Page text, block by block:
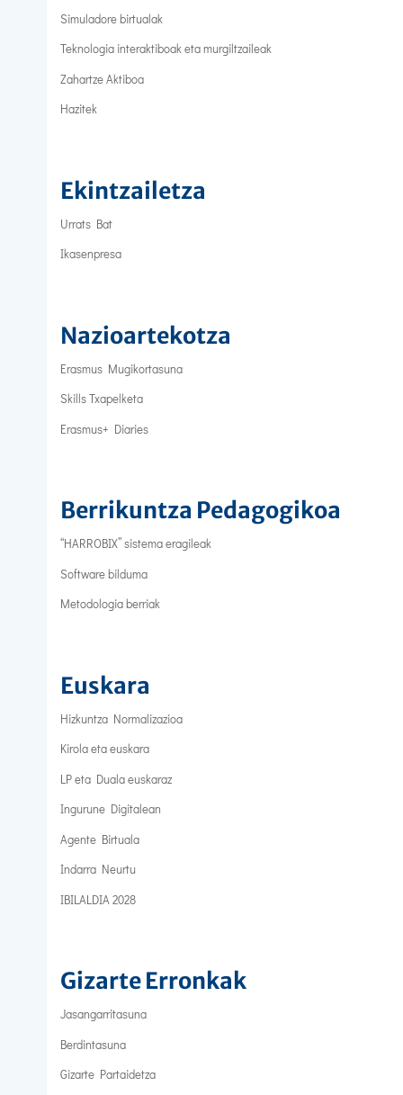
Simuladore birtualak
Teknologia interaktiboak eta murgiltzaileak
Zahartze Aktiboa
Hazitek
Ekintzailetza
Urrats Bat
Ikasenpresa
Nazioartekotza
Erasmus Mugikortasuna
Skills Txapelketa
Erasmus+ Diaries
Berrikuntza Pedagogikoa
“HARROBIX” sistema eragileak
Software bilduma
Metodologia berriak
Euskara
Hizkuntza Normalizazioa
Kirola eta euskara
LP eta Duala euskaraz
Ingurune Digitalean
Agente Birtuala
Indarra Neurtu
IBILALDIA 2028
Gizarte Erronkak
Jasangarritasuna
Berdintasuna
Gizarte Partaidetza